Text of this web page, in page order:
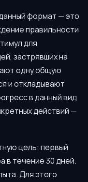
формат — это
правильности
для
застрявших на
одну общую
и откладывают
в данный вид
действий —
цель: первый
в течение 30 дней.
Для этого